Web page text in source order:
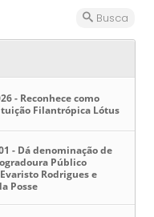
Busca
- Reconhece como
Filantrópica Lótus
- Dá denominação de
Público
Rodrigues e
Posse